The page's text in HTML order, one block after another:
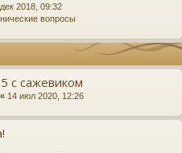
2018, 09:32
вопросы
с сажевиком
« 14 июл 2020, 12:26